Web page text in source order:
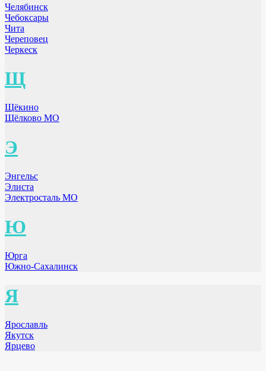
Челябинск
Чебоксары
Чита
Череповец
Черкеск
Щ
Щёкино
Щёлково МО
Э
Энгельс
Элиста
Электросталь МО
Ю
Юрга
Южно-Сахалинск
Я
Ярославль
Якутск
Ярцево